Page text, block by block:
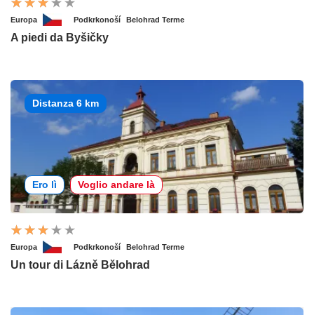
Europa Podkrkonoší Belohrad Terme
A piedi da Byšičky
Distanza 6 km
Ero lì Voglio andare là
Europa Podkrkonoší Belohrad Terme
Un tour di Lázně Bělohrad